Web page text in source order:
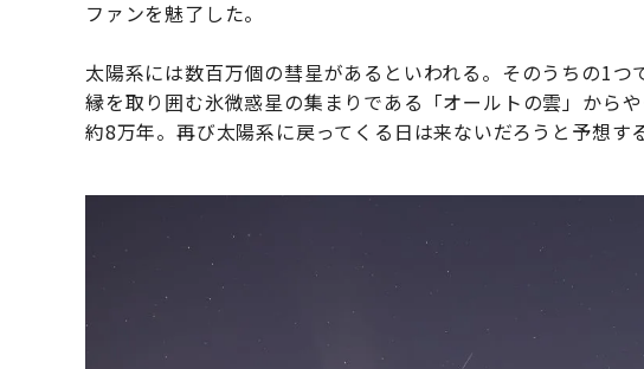
ファンを魅了した。
太陽系には数百万個の彗星があるといわれる。そのうちの1
縁を取り囲む氷微惑星の集まりである「オールトの雲」から
約8万年。再び太陽系に戻ってくる日は来ないだろうと予想す